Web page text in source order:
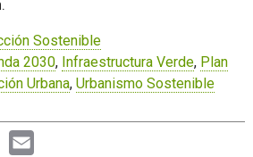
Sostenible
2030, Infraestructura Verde, Plan
Urbana, Urbanismo Sostenible
Pinterest